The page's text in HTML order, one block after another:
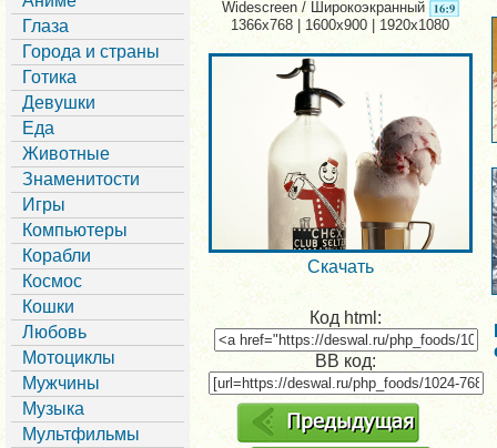
Глаза
Города и страны
Готика
Девушки
Еда
Животные
Знаменитости
Игры
Компьютеры
Корабли
Космос
Кошки
Любовь
Мотоциклы
Мужчины
Музыка
Мультфильмы
Widescreen / Широкоэкранный
1366x768 | 1600x900 | 1920x1080
Скачать
Код html:
BB код: